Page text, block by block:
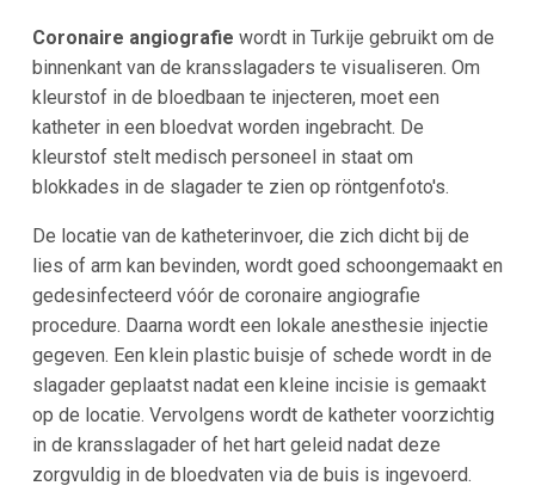
Coronaire angiografie wordt in Turkije gebruikt om de
binnenkant van de kransslagaders te visualiseren. Om
kleurstof in de bloedbaan te injecteren, moet een
katheter in een bloedvat worden ingebracht. De
kleurstof stelt medisch personeel in staat om
blokkades in de slagader te zien op röntgenfoto's.
De locatie van de katheterinvoer, die zich dicht bij de
lies of arm kan bevinden, wordt goed schoongemaakt en
gedesinfecteerd vóór de coronaire angiografie
procedure. Daarna wordt een lokale anesthesie injectie
gegeven. Een klein plastic buisje of schede wordt in de
slagader geplaatst nadat een kleine incisie is gemaakt
op de locatie. Vervolgens wordt de katheter voorzichtig
in de kransslagader of het hart geleid nadat deze
zorgvuldig in de bloedvaten via de buis is ingevoerd.